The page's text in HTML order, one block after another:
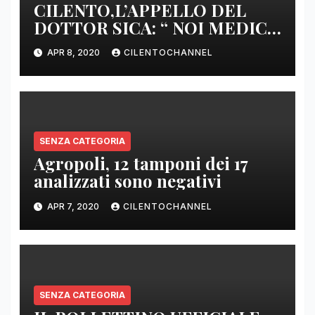
CILENTO,L’APPELLO DEL
DOTTOR SICA: “ NOI MEDICI
DI BASE SIAMO SENZA ARMI
E SENZA PRESIDI”
APR 8, 2020 CILENTOCHANNEL
SENZA CATEGORIA
Agropoli, 12 tamponi dei 17
analizzati sono negativi
APR 7, 2020 CILENTOCHANNEL
SENZA CATEGORIA